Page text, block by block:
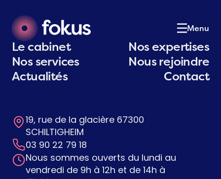
Menu
02Notre équipe
03Nos expertises
04Nos services
05 Actualités
Contactez-nous
19, rue de la glacière 67300
SCHILTIGHEIM
03 90 22 79 18
Nous sommes ouverts du lundi au
vendredi de 9h à 12h et de 14h à
Le cabinet
Nos expertises
Nos services
Nous rejoindre
Actualités
Contact